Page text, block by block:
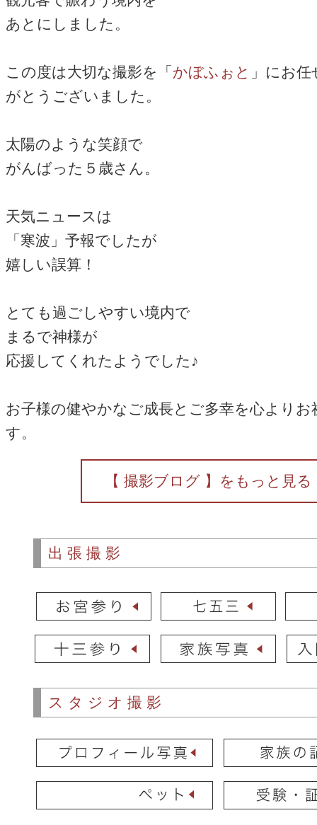
あとにしました。
この度は大切な撮影を「 かぼふぉと 」にお
がとうございました。
太陽のような笑顔で
がんばった５歳さん。
天気ニュースは
「寒波」予報でしたが
嬉しい誤算！
とても過ごしやすい境内で
まるで神様が
応援してくれたようでした♪
お子様の健やかなご成長とご多幸を心よりお
す。
【 撮影ブログ 】をもっと見
出張撮影
スタジオ撮影